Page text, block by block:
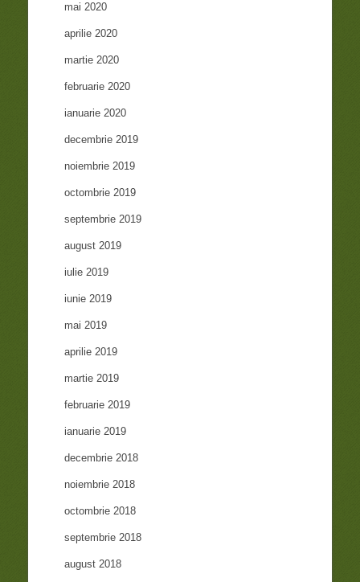
mai 2020
aprilie 2020
martie 2020
februarie 2020
ianuarie 2020
decembrie 2019
noiembrie 2019
octombrie 2019
septembrie 2019
august 2019
iulie 2019
iunie 2019
mai 2019
aprilie 2019
martie 2019
februarie 2019
ianuarie 2019
decembrie 2018
noiembrie 2018
octombrie 2018
septembrie 2018
august 2018